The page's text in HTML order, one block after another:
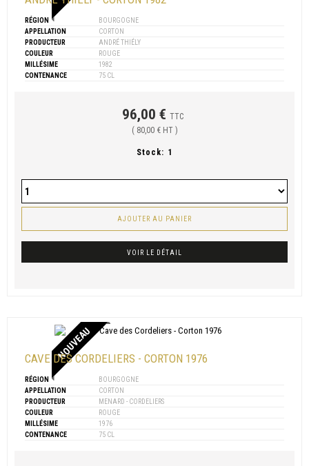
RÉGION
BOURGOGNE
APPELLATION
CORTON
PRODUCTEUR
ANDRÉ THIÉLY
COULEUR
ROUGE
MILLÉSIME
1982
CONTENANCE
75 CL
96,00 € TTC
( 80,00 € HT )
Stock: 1
AJOUTER AU PANIER
VOIR LE DÉTAIL
NOUVEAU
CAVE DES CORDELIERS - CORTON 1976
RÉGION
BOURGOGNE
APPELLATION
CORTON
PRODUCTEUR
MENARD - CORDELIERS
COULEUR
ROUGE
MILLÉSIME
1976
CONTENANCE
75 CL